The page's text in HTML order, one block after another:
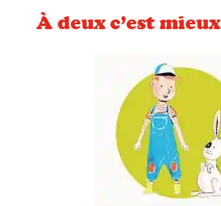
À deux c’est mieux